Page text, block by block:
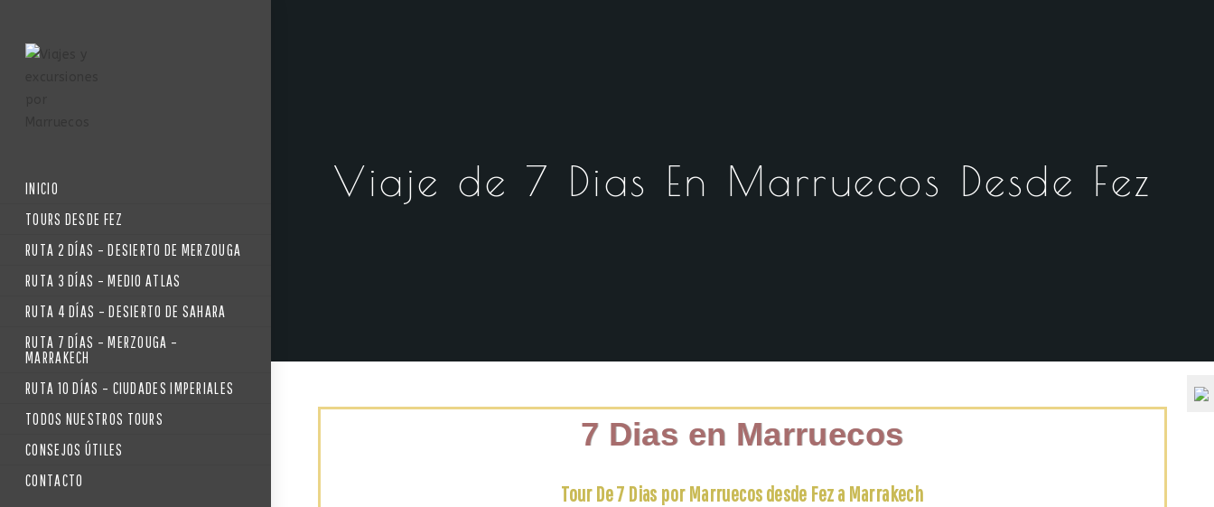
INICIO
TOURS DESDE FEZ
RUTA 2 DÍAS – DESIERTO DE MERZOUGA
RUTA 3 DÍAS – MEDIO ATLAS
RUTA 4 DÍAS – DESIERTO DE SAHARA
RUTA 7 DÍAS – MERZOUGA –
MARRAKECH
RUTA 10 DÍAS – CIUDADES IMPERIALES
TODOS NUESTROS TOURS
CONSEJOS ÚTILES
CONTACTO
Viaje de 7 Dias En Marruecos Desde Fez
7 Dias en Marruecos
Tour De 7 Dias por Marruecos desde Fez a Marrakech